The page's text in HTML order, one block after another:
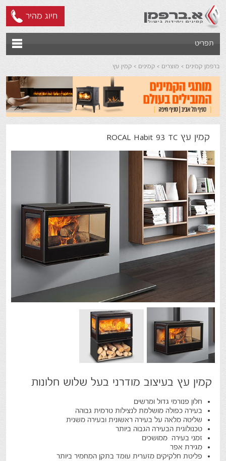
חיוג מהיר
תפריט
ברפמן קמינים מוצרים קמינים קמין עץ
קמין עץ ROCAL Habit 93 TC
קמין עץ בעיצוב מודרני בעל שלוש חלונות
חלון פנורמי גדול ומרשים
בעירה כפולה מושלמת לנצילות טרמית גבוהה
שליטה מלאה על בעירה ראשונית ובעירה משנית
טכנולוגית הבעירה הגבוה ביותר
זמני בעירה ממושכים
מגירת אפר
פליטת חלקיקים מזערית עומד בתקן המחמיר ביותר